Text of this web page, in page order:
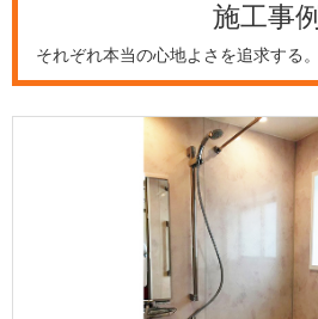
施工事例
それぞれ本当の心地よさを追求する。